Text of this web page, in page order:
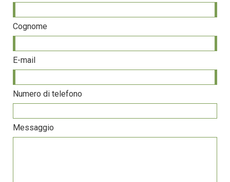
Cognome
E-mail
Numero di telefono
Messaggio